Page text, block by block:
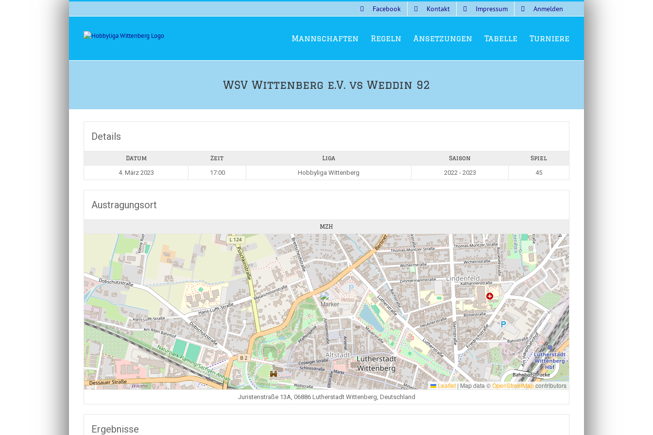
Facebook Kontakt Impressum Anmelden
Mannschaften Regeln Ansetzungen Tabelle Turniere
WSV Wittenberg e.V. vs Weddin 92
Details
Datum Zeit Liga Saison Spiel
4. März 2023 17:00 Hobbyliga Wittenberg 2022 - 2023 45
Austragungsort
MZH
Leaflet | Map data ©OpenStreetMapcontributors
Juristenstraße 13A, 06886 Lutherstadt Wittenberg, Deutschland
Ergebnisse